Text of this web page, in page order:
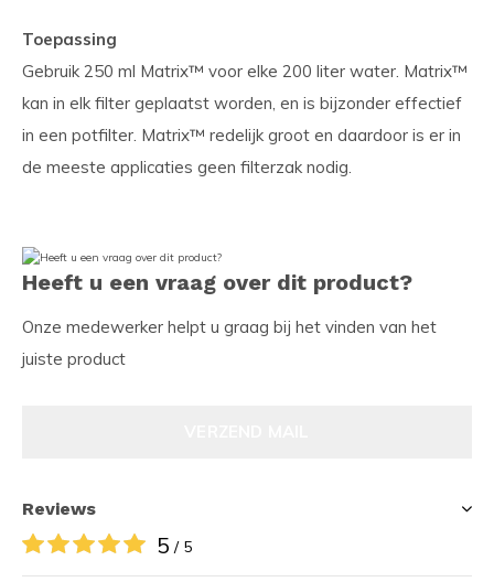
Toepassing
Gebruik 250 ml Matrix™ voor elke 200 liter water. Matrix™
kan in elk filter geplaatst worden, en is bijzonder effectief
in een potfilter. Matrix™ redelijk groot en daardoor is er in
de meeste applicaties geen filterzak nodig.
Heeft u een vraag over dit product?
Onze medewerker helpt u graag bij het vinden van het
juiste product
Reviews
5 / 5